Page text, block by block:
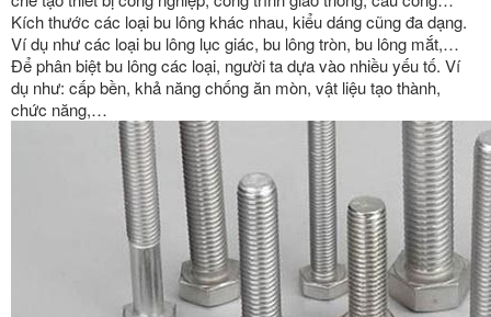
Kích thước các loại bu lông khác nhau, kiểu dáng cũng đa dạng.
Ví dụ như các loại bu lông lục giác, bu lông tròn, bu lông mắt,…
Để phân biệt bu lông các loại, người ta dựa vào nhiều yếu tố. Ví
dụ như: cấp bền, khả năng chống ăn mòn, vật liệu tạo thành,
chức năng,…